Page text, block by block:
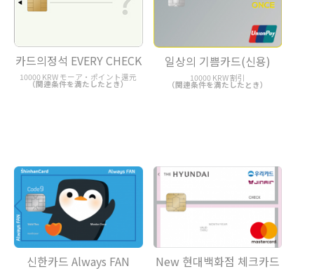
카드의정석 EVERY CHECK
10000 KRW モーア・ポイント還元
（関連条件を満たしたとき）
일상의 기쁨카드(신용)
10000 KRW 割引
（関連条件を満たしたとき）
신한카드 Always FAN New 현대백화점 체크카드